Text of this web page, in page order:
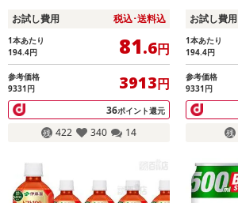
お試し費用 税込･送料込
1本あたり
194.4円 81.6円
参考価格
9331円
3913円
36ポイント還元
422 340 14
お試し費用
1本あたり
194.4円
参考価格
9331円